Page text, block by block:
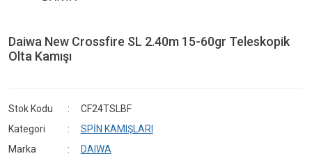
Daiwa New Crossfire SL 2.40m 15-60gr Teleskopik
Olta Kamışı
Stok Kodu
CF24TSLBF
Kategori
SPİN KAMIŞLARI
Marka
DAIWA